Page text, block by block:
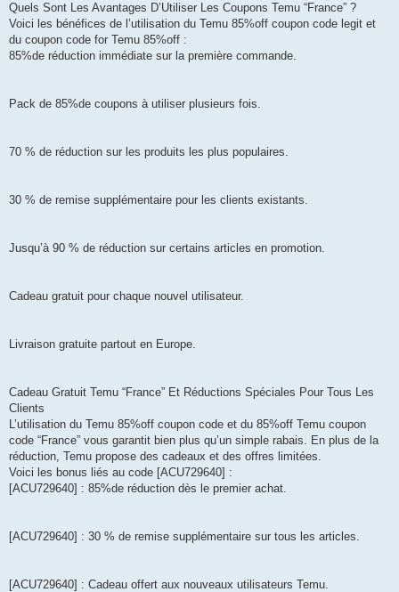
Quels Sont Les Avantages D’Utiliser Les Coupons Temu “France” ?
Voici les bénéfices de l’utilisation du Temu 85%off coupon code legit et
du coupon code for Temu 85%off :
85%de réduction immédiate sur la première commande.
Pack de 85%de coupons à utiliser plusieurs fois.
70 % de réduction sur les produits les plus populaires.
30 % de remise supplémentaire pour les clients existants.
Jusqu’à 90 % de réduction sur certains articles en promotion.
Cadeau gratuit pour chaque nouvel utilisateur.
Livraison gratuite partout en Europe.
Cadeau Gratuit Temu “France” Et Réductions Spéciales Pour Tous Les
Clients
L’utilisation du Temu 85%off coupon code et du 85%off Temu coupon
code “France” vous garantit bien plus qu’un simple rabais. En plus de la
réduction, Temu propose des cadeaux et des offres limitées.
Voici les bonus liés au code [ACU729640] :
[ACU729640] : 85%de réduction dès le premier achat.
[ACU729640] : 30 % de remise supplémentaire sur tous les articles.
[ACU729640] : Cadeau offert aux nouveaux utilisateurs Temu.